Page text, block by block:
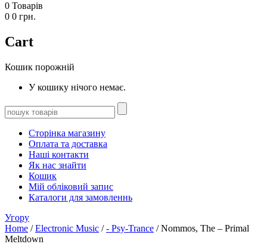
0 Товарів
0 0 грн.
Cart
Кошик порожній
У кошику нічого немає.
Сторінка магазину
Оплата та доставка
Наші контакти
Як нас знайти
Кошик
Мій обліковий запис
Каталоги для замовленнь
Угору
Home /Electronic Music /- Psy-Trance / Nommos, The – Primal
Meltdown